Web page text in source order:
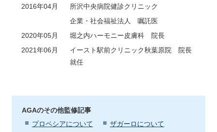
2016年04月
所沢中央病院健診クリニック
企業・社会福祉法人 嘱託医
2020年05月
堀之内ハーモニー皮膚科 院長
2021年06月
イースト駅前クリニック秋葉原院 院長
就任
AGAのその他監修記事
プロペシアについて
ザガーロについて